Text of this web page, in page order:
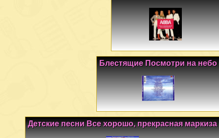
Блестящие Посмотри на небо
Детские песни Все хорошо, прекрасная маркиза